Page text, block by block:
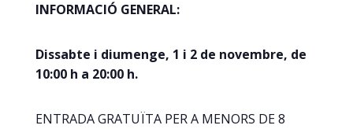
INFORMACIÓ GENERAL:
Dissabte i diumenge, 1 i 2 de novembre, de
10:00 h a 20:00 h.
ENTRADA GRATUÏTA PER A MENORS DE 8